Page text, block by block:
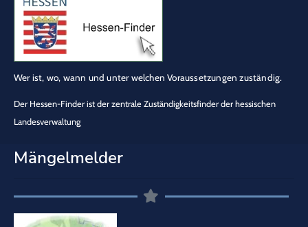
Wer ist, wo, wann und unter welchen Voraussetzungen zuständig.
Der Hessen-Finder ist der zentrale Zuständigkeitsfinder der hessischen
Landesverwaltung
Mängelmelder